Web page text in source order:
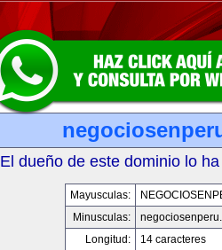
El dueño de este dominio lo
Mayusculas:
Minusculas:
Longitud:
14 caracteres